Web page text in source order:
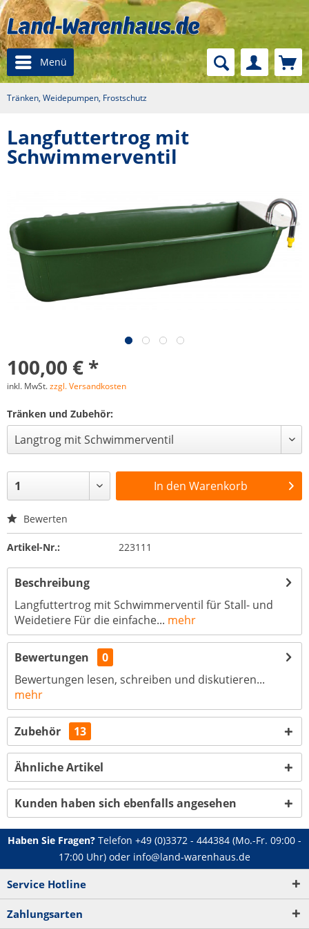
Menü
Tränken, Weidepumpen, Frostschutz
Langfuttertrog mit
Schwimmerventil
100,00 € *
inkl. MwSt.zzgl. Versandkosten
Tränken und Zubehör:
In den Warenkorb
Bewerten
Artikel-Nr.: 223111
Beschreibung
Langfuttertrog mit Schwimmerventil für Stall- und
Weidetiere Für die einfache... mehr
Bewertungen
0
Bewertungen lesen, schreiben und diskutieren...
mehr
Zubehör 13
Ähnliche Artikel
Kunden haben sich ebenfalls angesehen
Haben Sie Fragen? Telefon +49 (0)3372 - 444384 (Mo.-Fr. 09:00 -
17:00 Uhr) oder info@land-warenhaus.de
Service Hotline
Zahlungsarten